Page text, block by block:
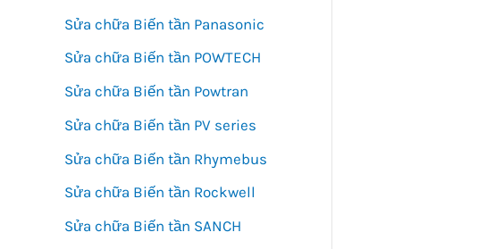
Sửa chữa Biến tần Panasonic
Sửa chữa Biến tần POWTECH
Sửa chữa Biến tần Powtran
Sửa chữa Biến tần PV series
Sửa chữa Biến tần Rhymebus
Sửa chữa Biến tần Rockwell
Sửa chữa Biến tần SANCH